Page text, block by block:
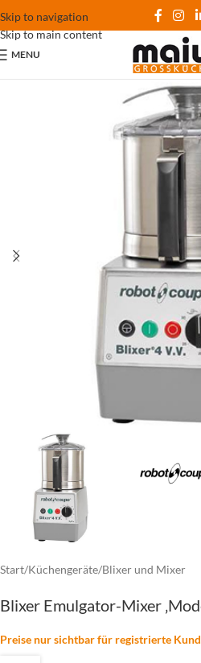
Skip to navigation
Skip to main content
MENU
Start/Küchengeräte/Blixer und Mixer
Blixer Emulgator-Mixer
Preise nur sichtbar für registrierte